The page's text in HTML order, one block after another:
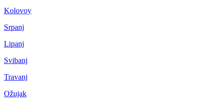
Kolovoy
Srpanj
Lipanj
Svibanj
Travanj
Ožujak